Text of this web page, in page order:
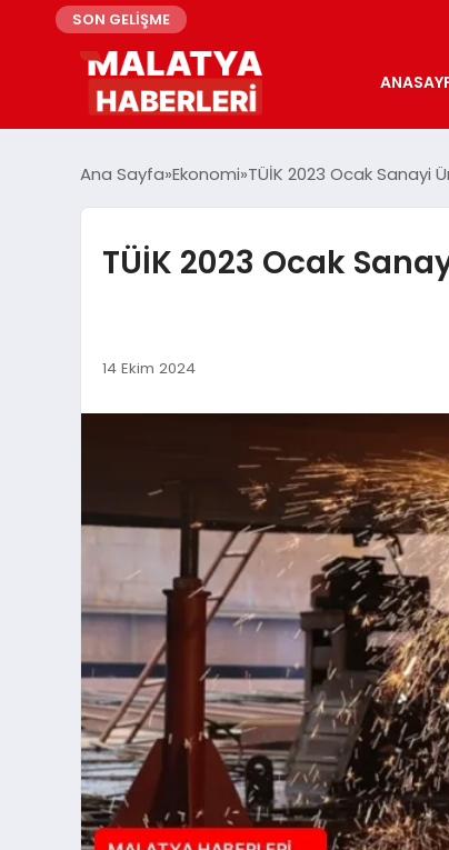
SON GELİŞME
Ana Sayfa Ekonomi TÜİK 2023 Ocak Sanayi
TÜİK 2023 Ocak
14 Ekim 2024